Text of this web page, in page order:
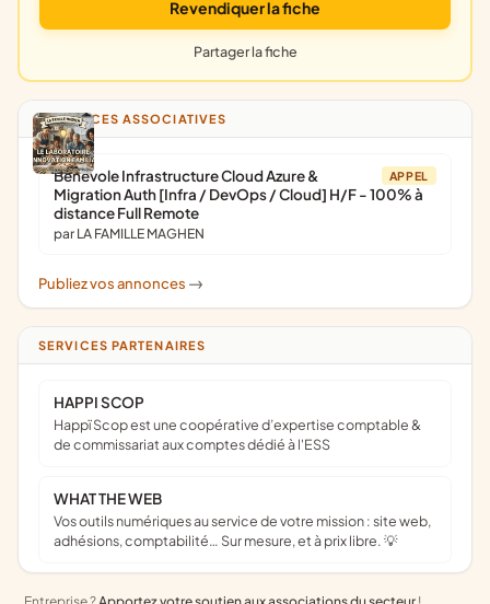
Revendiquer la fiche
Partager la fiche
ANNONCES ASSOCIATIVES
APPEL
Bénévole Infrastructure Cloud Azure &
Migration Auth [Infra / DevOps / Cloud] H/F - 100% à
distance Full Remote
par LA FAMILLE MAGHEN
Publiez vos annonces ->
SERVICES PARTENAIRES
HAPPI SCOP
Happï Scop est une coopérative d’expertise comptable &
de commissariat aux comptes dédié à l'ESS
WHAT THE WEB
Vos outils numériques au service de votre mission : site web,
adhésions, comptabilité… Sur mesure, et à prix libre. 💡